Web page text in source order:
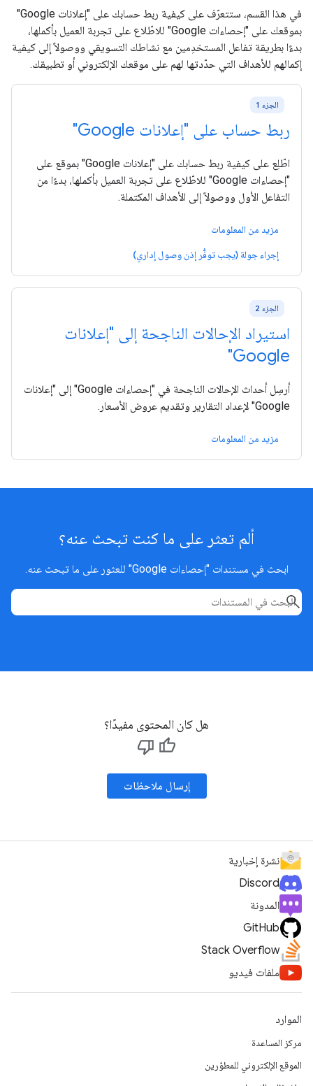
في هذا القسم، ستتعرّف على كيفية ربط حسابك على "إعلانات Google"
بموقعك على "إحصاءات Google" للاطّلاع على تجربة العميل بأكملها،
بدءًا بطريقة تفاعل المستخدِمين مع نشاطك التسويقي ووصولاً إلى كيفية
إكمالهم للأهداف التي حدّدتها لهم على موقعك الإلكتروني أو تطبيقك.
الجزء 1
ربط حساب على "إعلانات Google"
اطّلِع على كيفية ربط حسابك على "إعلانات Google" بموقع على
"إحصاءات Google" للاطّلاع على تجربة العميل بأكملها، بدءًا من
التفاعل الأول ووصولاً إلى الأهداف المكتملة.
مزيد من المعلومات
إجراء جولة (يجب توفُّر إذن وصول إداري)
الجزء 2
استيراد الإحالات الناجحة إلى "إعلانات
Google"
أرسِل أحداث الإحالات الناجحة في "إحصاءات Google" إلى "إعلانات
Google" لإعداد التقارير وتقديم عروض الأسعار.
مزيد من المعلومات
ألم تعثر على ما كنت تبحث عنه؟
ابحث في مستندات "إحصاءات Google" للعثور على ما تبحث عنه.
هل كان المحتوى مفيدًا؟
إرسال ملاحظات
نشرة إخبارية
Discord
المدونة
GitHub
Stack Overflow
ملفات فيديو
الموارد
مركز المساعدة
الموقع الإلكتروني للمطوّرين